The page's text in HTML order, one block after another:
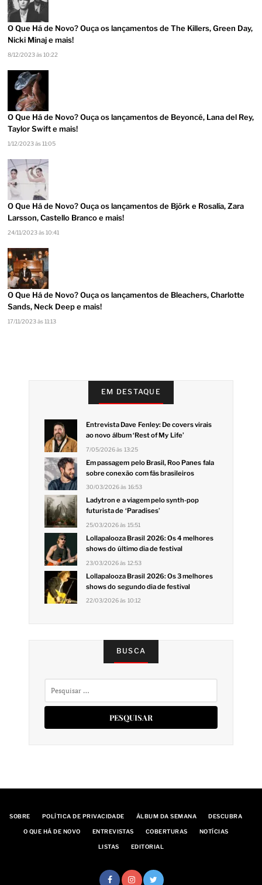
O Que Há de Novo? Ouça os lançamentos de The Killers, Green Day,
Nicki Minaj e mais!
8/12/2023 às 10:22
O Que Há de Novo? Ouça os lançamentos de Beyoncé, Lana del Rey,
Taylor Swift e mais!
1/12/2023 às 11:05
O Que Há de Novo? Ouça os lançamentos de Björk e Rosalía, Zara
Larsson, Castello Branco e mais!
24/11/2023 às 10:41
O Que Há de Novo? Ouça os lançamentos de Bleachers, Charlotte
Sands, Neck Deep e mais!
17/11/2023 às 11:13
EM DESTAQUE
Entrevista Dave Fenley: De covers virais
ao novo álbum ‘Rest of My Life’
7/05/2026 às 13:25
Em passagem pelo Brasil, Roo Panes fala
sobre conexão com fãs brasileiros
30/03/2026 às 16:53
Ladytron e a viagem pelo synth-pop
futurista de ‘Paradises’
25/03/2026 às 15:51
Lollapalooza Brasil 2026: Os 4 melhores
shows do último dia de festival
23/03/2026 às 12:53
Lollapalooza Brasil 2026: Os 3 melhores
shows do segundo dia de festival
22/03/2026 às 10:12
BUSCA
SOBRE POLÍTICA DE PRIVACIDADE ÁLBUM DA SEMANA DESCUBRA
O QUE HÁ DE NOVO ENTREVISTAS COBERTURAS NOTÍCIAS
LISTAS EDITORIAL